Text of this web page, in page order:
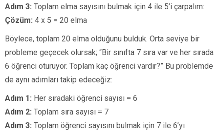
Adım 3: Toplam elma sayısını bulmak için 4 ile 5’i çarpalım:
Çözüm: 4 x 5 = 20 elma
Böylece, toplam 20 elma olduğunu bulduk. Orta seviye bir
probleme geçecek olursak; “Bir sınıfta 7 sıra var ve her sırada
6 öğrenci oturuyor. Toplam kaç öğrenci vardır?” Bu problemde
de aynı adımları takip edeceğiz:
Adım 1: Her sıradaki öğrenci sayısı = 6
Adım 2: Toplam sıra sayısı = 7
Adım 3: Toplam öğrenci sayısını bulmak için 7 ile 6’yı